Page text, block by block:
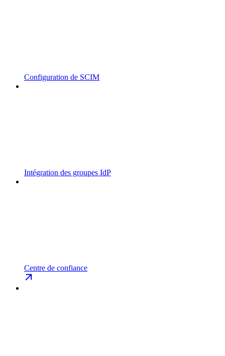
Configuration de SCIM
Intégration des groupes IdP
Centre de confiance